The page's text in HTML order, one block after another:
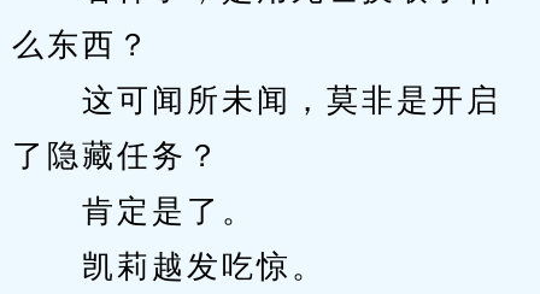
么东西？
这可闻所未闻，莫非是开启
了隐藏任务？
肯定是了。
凯莉越发吃惊。